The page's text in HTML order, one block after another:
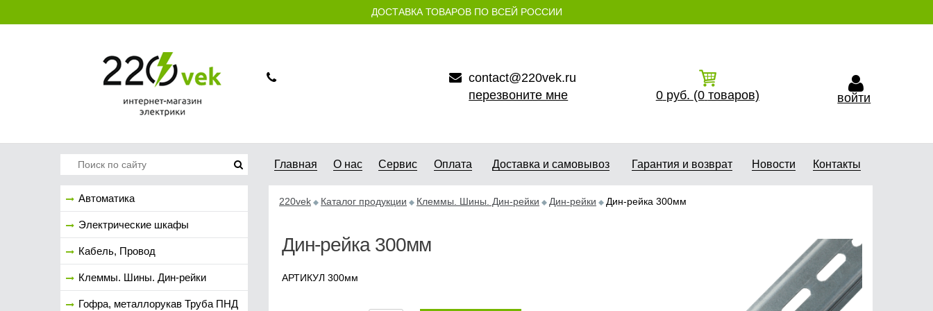
ДОСТАВКА ТОВАРОВ ПО ВСЕЙ РОССИИ
contact@220vek.ru
перезвоните мне
0 руб. (0 товаров) войти
Автоматика
Электрические шкафы
Кабель, Провод
Клеммы. Шины. Дин-рейки
Гофра, металлорукав Труба ПНД
Главная О нас Сервис Оплата Доставка и самовывоз Гарантия и возврат Новости Контакты
220vek Каталог продукции Клеммы. Шины. Дин-рейки Дин-рейки Дин-рейка 300мм
Дин-рейка 300мм
АРТИКУЛ 300мм